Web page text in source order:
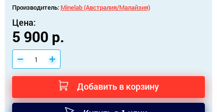
Производитель: Minelab (Австралия/Малайзия)
Цена:
5 900 р.
Добавить в корзину